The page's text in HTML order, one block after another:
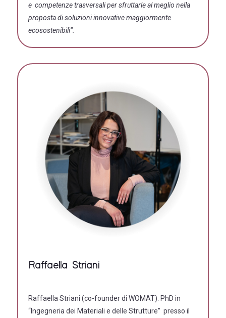
e competenze trasversali per sfruttarle al meglio nella
proposta di soluzioni innovative maggiormente
ecosostenibili”.
Raffaella Striani
Raffaella Striani (co-founder di WOMAT). PhD in
“Ingegneria dei Materiali e delle Strutture” presso il